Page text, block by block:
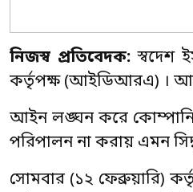
নিজস্ব প্রতিবেদক:স্বদেশ
কর্তৃপক্ষ (আইডিআরএ) ।
আইন লঙ্ঘন করে কোম্পানির
পরিপালন না করায় এমন
সোমবার (১২ ফেব্রুয়ারি)